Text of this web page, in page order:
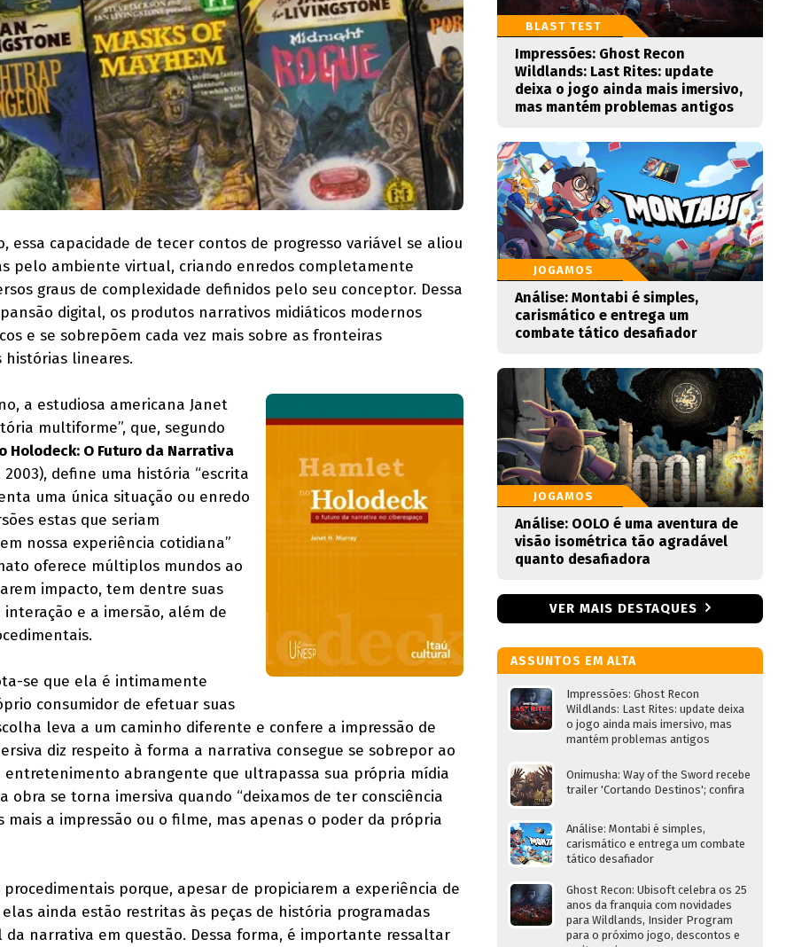
essa capacidade de tecer contos de progresso variável se aliou
pelo ambiente virtual, criando enredos completamente
graus de complexidade definidos pelo seu conceptor. Dessa
digital, os produtos narrativos midiáticos modernos
e se sobrepõem cada vez mais sobre as fronteiras
histórias lineares.
a estudiosa americana Janet
multiforme”, que, segundo
Holodeck: O Futuro da Narrativa
define uma história “escrita
uma única situação ou enredo
estas que seriam
nossa experiência cotidiana”
oferece múltiplos mundos ao
impacto, tem dentre suas
e a imersão, além de
se que ela é intimamente
consumidor de efetuar suas
leva a um caminho diferente e confere a impressão de
diz respeito à forma a narrativa consegue se sobrepor ao
entretenimento abrangente que ultrapassa sua própria mídia
obra se torna imersiva quando “deixamos de ter consciência
mais a impressão ou o filme, mas apenas o poder da própria
porque, apesar de propiciarem a experiência de
ainda estão restritas às peças de história programadas
narrativa em questão. Dessa forma, é importante ressaltar
BLAST TEST
Impressões: Ghost Recon
Wildlands: Last Rites: update
deixa o jogo ainda mais imersivo,
mas mantém problemas antigos
JOGAMOS
Análise: Montabi é simples,
carismático e entrega um
combate tático desafiador
JOGAMOS
Análise: OOLO é uma aventura de
visão isométrica tão agradável
quanto desafiadora
VER MAIS DESTAQUES
ASSUNTOS EM ALTA
Impressões: Ghost Recon
Wildlands: Last Rites: update deixa
o jogo ainda mais imersivo, mas
mantém problemas antigos
Onimusha: Way of the Sword recebe
trailer 'Cortando Destinos'; confira
Análise: Montabi é simples,
carismático e entrega um combate
tático desafiador
Ghost Recon: Ubisoft celebra os 25
anos da franquia com novidades
para Wildlands, Insider Program
para o próximo jogo, descontos e